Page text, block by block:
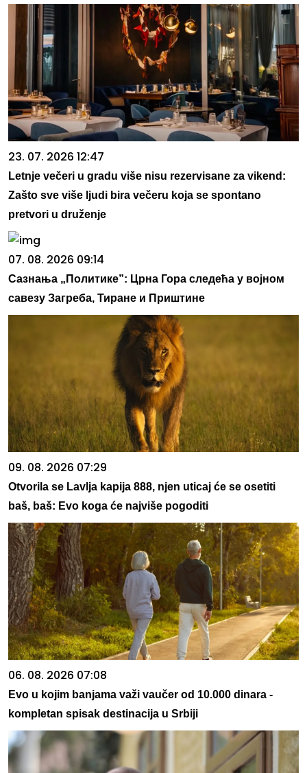
23. 07. 2026 12:47
Letnje večeri u gradu više nisu rezervisane za vikend:
Zašto sve više ljudi bira večeru koja se spontano
pretvori u druženje
07. 08. 2026 09:14
Сазнања „Политике”: Црна Гора следећа у војном
савезу Загреба, Тиране и Приштине
09. 08. 2026 07:29
Otvorila se Lavlja kapija 888, njen uticaj će se osetiti
baš, baš: Evo koga će najviše pogoditi
06. 08. 2026 07:08
Evo u kojim banjama važi vaučer od 10.000 dinara -
kompletan spisak destinacija u Srbiji